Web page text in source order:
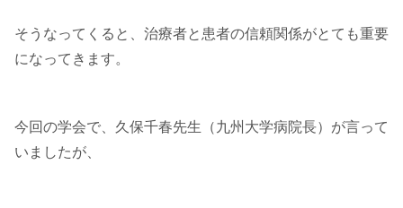
そうなってくると、治療者と患者の信頼関係がとても重要
になってきます。
今回の学会で、久保千春先生（九州大学病院長）が言って
いましたが、